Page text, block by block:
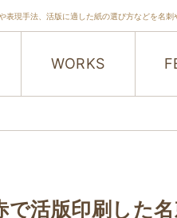
表現手法、活版に適した紙の選び方などを名刺
WORKS
で活版印刷した名